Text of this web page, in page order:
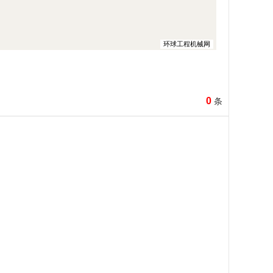
环球工程机械网
0 条